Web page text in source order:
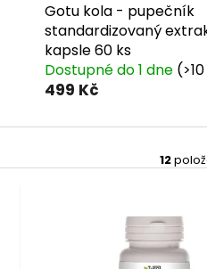
Gotu kola - pupečník
standardizovaný
kapsle 60 ks
Dostupné do 1 dne
499 Kč
12